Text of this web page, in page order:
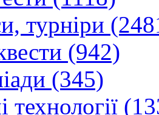
турніри
(942)
(345)
технології